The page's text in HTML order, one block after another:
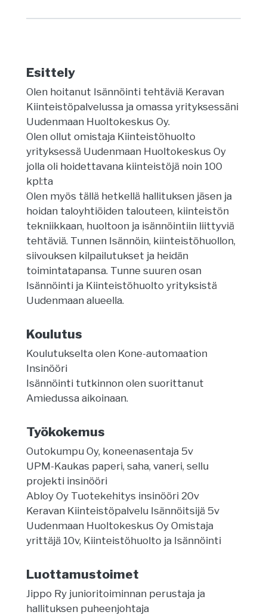
Esittely
Olen hoitanut Isännöinti tehtäviä Keravan
Kiinteistöpalvelussa ja omassa yrityksessäni
Uudenmaan Huoltokeskus Oy.
Olen ollut omistaja Kiinteistöhuolto
yrityksessä Uudenmaan Huoltokeskus Oy
jolla oli hoidettavana kiinteistöjä noin 100
kpl:ta
Olen myös tällä hetkellä hallituksen jäsen ja
hoidan taloyhtiöiden talouteen, kiinteistön
tekniikkaan, huoltoon ja isännöintiin liittyviä
tehtäviä. Tunnen Isännöin, kiinteistöhuollon,
siivouksen kilpailutukset ja heidän
toimintatapansa. Tunne suuren osan
Isännöinti ja Kiinteistöhuolto yrityksistä
Uudenmaan alueella.
Koulutus
Koulutukselta olen Kone-automaation
Insinööri
Isännöinti tutkinnon olen suorittanut
Amiedussa aikoinaan.
Työkokemus
Outokumpu Oy, koneenasentaja 5v
UPM-Kaukas paperi, saha, vaneri, sellu
projekti insinööri
Abloy Oy Tuotekehitys insinööri 20v
Keravan Kiinteistöpalvelu Isännöitsijä 5v
Uudenmaan Huoltokeskus Oy Omistaja
yrittäjä 10v, Kiinteistöhuolto ja Isännöinti
Luottamustoimet
Jippo Ry junioritoiminnan perustaja ja
hallituksen puheenjohtaja